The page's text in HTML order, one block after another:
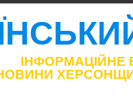
ІНФОРМАЦІЙНЕ